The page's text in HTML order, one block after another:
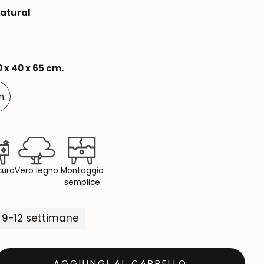
x 40 x 65 cm.
Vero legno Montaggio
semplice
12 settimane